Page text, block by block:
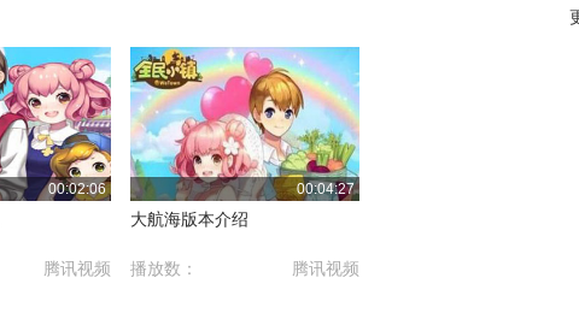
00:02:06
腾讯视频
00:04:27
大航海版本介绍
播放数： 腾讯视频